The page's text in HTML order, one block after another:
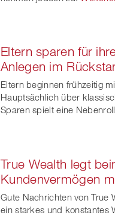
Eltern sparen für
Anlegen im
Eltern beginnen frühzeitig
Hauptsächlich über
Sparen spielt eine
True Wealth legt
Kundenvermögen
Gute Nachrichten von True
ein starkes und konstantes